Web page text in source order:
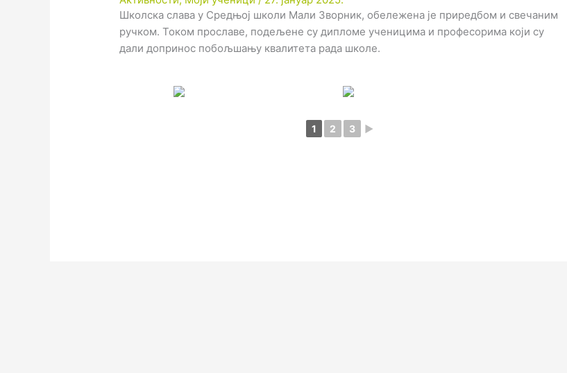
Школска слава у Средњој школи Мали Зворник, обележена је приредбом и свечаним
ручком. Током прославе, подељене су дипломе ученицима и професорима који су
дали допринос побољшању квалитета рада школе.
1 2 3 ►